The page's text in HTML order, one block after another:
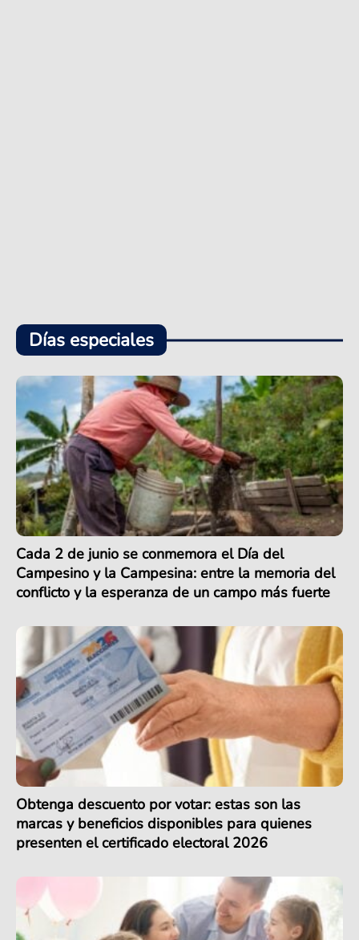
Días especiales
Cada 2 de junio se conmemora el Día del
Campesino y la Campesina: entre la memoria del
conflicto y la esperanza de un campo más fuerte
Obtenga descuento por votar: estas son las
marcas y beneficios disponibles para quienes
presenten el certificado electoral 2026